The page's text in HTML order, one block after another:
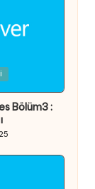
Bölüm3 :